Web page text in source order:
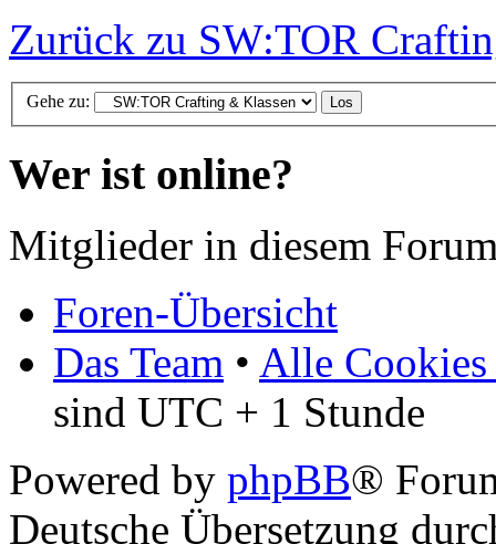
Zurück zu SW:TOR
Gehe zu:
Wer ist online?
Mitglieder in diesem
Foren-Übersicht
Das Team • Alle Cookies
sind UTC + 1 Stunde
Powered by phpBB®
Deutsche Übersetzung